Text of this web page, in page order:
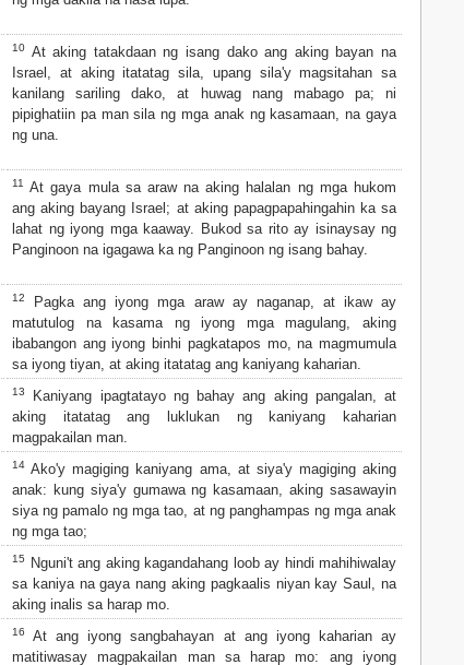
10 At aking tatakdaan ng isang dako ang aking bayan na
Israel, at aking itatatag sila, upang sila'y magsitahan sa
kanilang sariling dako, at huwag nang mabago pa; ni
pipighatiin pa man sila ng mga anak ng kasamaan, na gaya
ng una.
11
At gaya mula sa araw na aking halalan ng mga hukom
ang aking bayang Israel; at aking papagpapahingahin ka sa
lahat ng iyong mga kaaway. Bukod sa rito ay isinaysay ng
Panginoon na igagawa ka ng Panginoon ng isang bahay.
12
Pagka ang iyong mga araw ay naganap, at ikaw ay
matutulog na kasama ng iyong mga magulang, aking
ibabangon ang iyong binhi pagkatapos mo, na magmumula
sa iyong tiyan, at aking itatatag ang kaniyang kaharian.
13
Kaniyang ipagtatayo ng bahay ang aking pangalan, at
aking itatatag ang luklukan ng kaniyang kaharian
magpakailan man.
14 Ako'y magiging kaniyang ama, at siya'y magiging aking
anak: kung siya'y gumawa ng kasamaan, aking sasawayin
siya ng pamalo ng mga tao, at ng panghampas ng mga anak
ng mga tao;
15
Nguni't ang aking kagandahang loob ay hindi mahihiwalay
sa kaniya na gaya nang aking pagkaalis niyan kay Saul, na
aking inalis sa harap mo.
16
At ang iyong sangbahayan at ang iyong kaharian ay
matitiwasay magpakailan man sa harap mo: ang iyong